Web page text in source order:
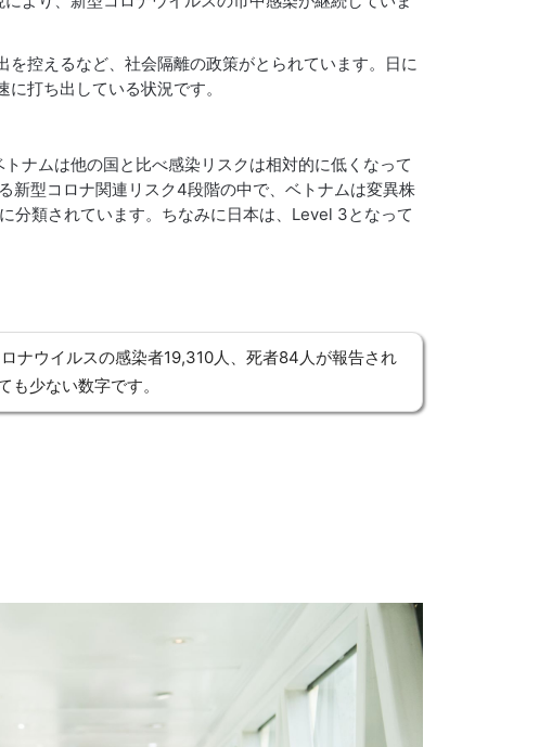
控えるなど、社会隔離の政策がとられています。日に
打ち出している状況です。
ナムは他の国と比べ感染リスクは相対的に低くなって
新型コロナ関連リスク4段階の中で、ベトナムは変異株
分類されています。ちなみに日本は、Level 3となって
ナウイルスの感染者19,310人、死者84人が報告され
少ない数字です。